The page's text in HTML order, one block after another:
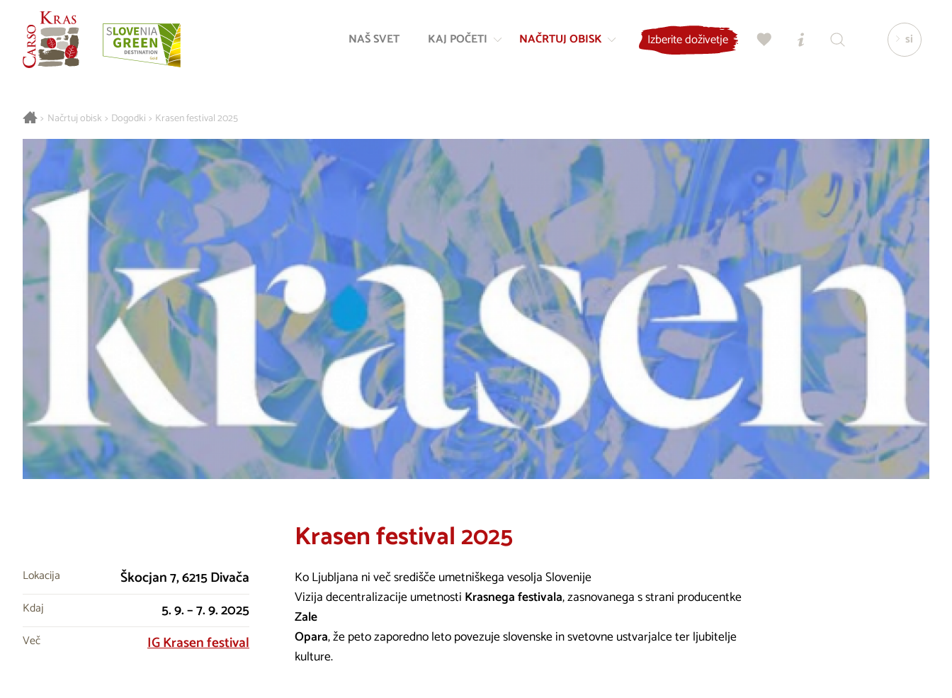
vsebino
NAŠ SVET KAJ POČETI NAČRTUJ OBISK Izberite doživetje si
> Načrtuj obisk > Dogodki > Krasen festival 2025
Krasen festival 2025
Lokacija Škocjan 7, 6215 Divača
Kdaj 5. 9. – 7. 9. 2025
Več IG Krasen festival
Ko Ljubljana ni več središče umetniškega vesolja Slovenije
Vizija decentralizacije umetnosti Krasnega festivala, zasnovanega s strani producentke
Zale
Opara, že peto zaporedno leto povezuje slovenske in svetovne ustvarjalce ter ljubitelje
kulture.